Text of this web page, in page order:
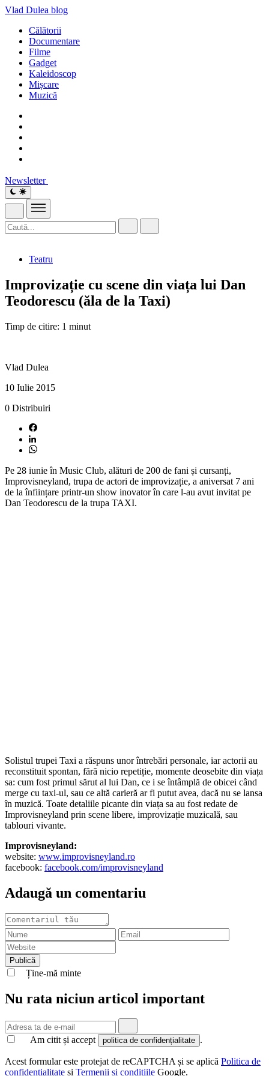
Vlad Dulea blog
Călătorii
Documentare
Filme
Gadget
Kaleidoscop
Mișcare
Muzică
Newsletter
Teatru
Improvizație cu scene din viața lui Dan
Teodorescu (ăla de la Taxi)
Timp de citire: 1 minut
Vlad Dulea
10 Iulie 2015
0 Distribuiri
Pe 28 iunie în Music Club, alături de 200 de fani și cursanți,
Improvisneyland, trupa de actori de improvizație, a aniversat 7 ani
de la înființare printr-un show inovator în care l-au avut invitat pe
Dan Teodorescu de la trupa TAXI.
Solistul trupei Taxi a răspuns unor întrebări personale, iar actorii au
reconstituit spontan, fără nicio repetiție, momente deosebite din viața
sa: cum fost primul sărut al lui Dan, ce i se întâmplă de obicei când
merge cu taxi-ul, sau ce altă carieră ar fi putut avea, dacă nu se lansa
în muzică. Toate detaliile picante din viața sa au fost redate de
Improvisneyland prin scene libere, improvizație muzicală, sau
tablouri vivante.
Improvisneyland:
website: www.improvisneyland.ro
facebook: facebook.com/improvisneyland
Adaugă un comentariu
Ține-mă minte
Nu rata niciun articol important
Am citit și accept politica de confidențialitate .
Acest formular este protejat de reCAPTCHA și se aplică Politica de
confidențialitate și Termenii și condițiile Google.